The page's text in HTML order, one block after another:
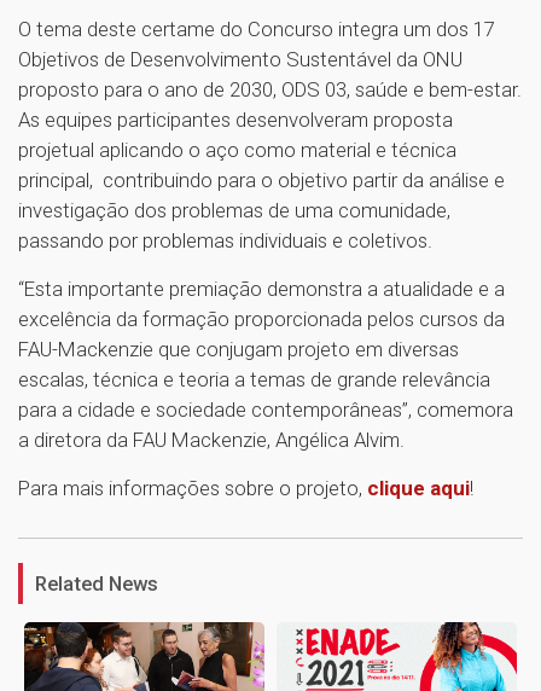
O tema deste certame do Concurso integra um dos 17
Objetivos de Desenvolvimento Sustentável da ONU
proposto para o ano de 2030, ODS 03, saúde e bem-estar.
As equipes participantes desenvolveram proposta
projetual aplicando o aço como material e técnica
principal, contribuindo para o objetivo partir da análise e
investigação dos problemas de uma comunidade,
passando por problemas individuais e coletivos.
“Esta importante premiação demonstra a atualidade e a
excelência da formação proporcionada pelos cursos da
FAU-Mackenzie que conjugam projeto em diversas
escalas, técnica e teoria a temas de grande relevância
para a cidade e sociedade contemporâneas”, comemora
a diretora da FAU Mackenzie, Angélica Alvim.
Para mais informações sobre o projeto, clique aqui!
1
Related News